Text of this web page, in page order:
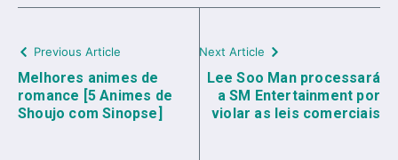
Previous Article
Melhores animes de
romance [5 Animes de
Shoujo com Sinopse]
Next Article
Lee Soo Man processará
a SM Entertainment por
violar as leis comerciais